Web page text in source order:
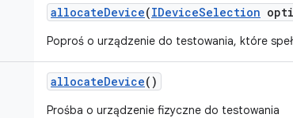
allocateDevice(IDeviceSelection
Poproś o urządzenie do testowania, które
allocateDevice()
Prośba o urządzenie fizyczne do testowania